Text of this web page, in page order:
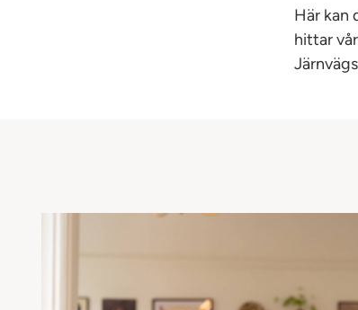
Här kan
hittar